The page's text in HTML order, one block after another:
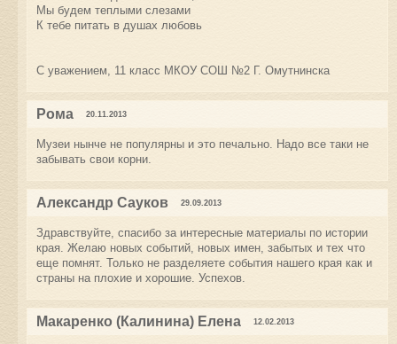
Мы будем теплыми слезами
К тебе питать в душах любовь
С уважением, 11 класс МКОУ СОШ №2 Г. Омутнинска
Рома 20.11.2013
Музеи нынче не популярны и это печально. Надо все таки не
забывать свои корни.
Александр Сауков 29.09.2013
Здравствуйте, спасибо за интересные материалы по истории
края. Желаю новых событий, новых имен, забытых и тех что
еще помнят. Только не разделяете события нашего края как и
страны на плохие и хорошие. Успехов.
Макаренко (Калинина) Елена 12.02.2013